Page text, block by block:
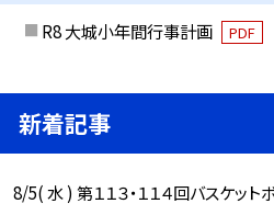
R8 大城小年間行事計画 PDF
新着記事
8/5( 水 ) 第１１３・１１４回バスケット